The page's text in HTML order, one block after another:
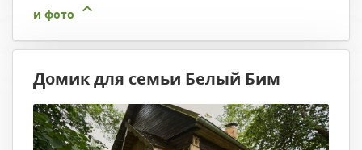
и фото
Домик для семьи Белый Бим